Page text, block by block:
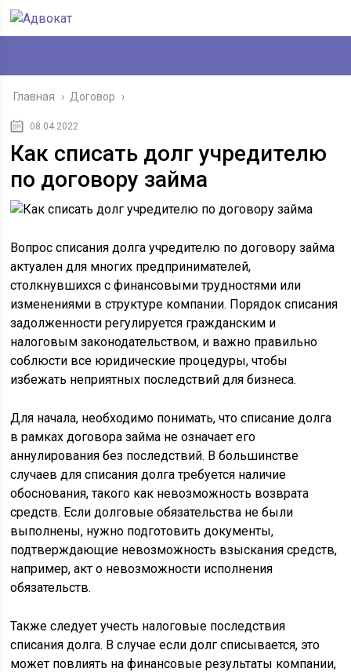
Главная › Договор ›
08.04.2022
Как списать долг учредителю
по договору займа
Вопрос списания долга учредителю по договору займа
актуален для многих предпринимателей,
столкнувшихся с финансовыми трудностями или
изменениями в структуре компании. Порядок списания
задолженности регулируется гражданским и
налоговым законодательством, и важно правильно
соблюсти все юридические процедуры, чтобы
избежать неприятных последствий для бизнеса.
Для начала, необходимо понимать, что списание долга
в рамках договора займа не означает его
аннулирования без последствий. В большинстве
случаев для списания долга требуется наличие
обоснования, такого как невозможность возврата
средств. Если долговые обязательства не были
выполнены, нужно подготовить документы,
подтверждающие невозможность взыскания средств,
например, акт о невозможности исполнения
обязательств.
Также следует учесть налоговые последствия
списания долга. В случае если долг списывается, это
может повлиять на финансовые результаты компании,